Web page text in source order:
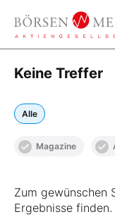
Keine Treffer
Alle
Magazine
Zum gewünschen
Ergebnisse